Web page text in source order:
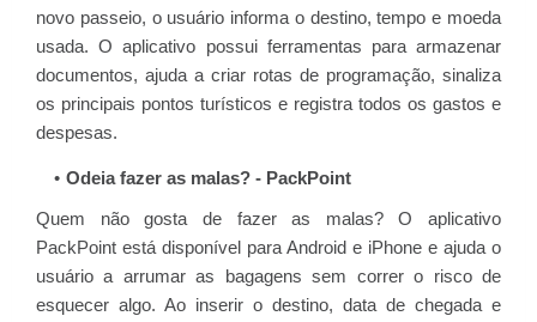
novo passeio, o usuário informa o destino, tempo e moeda
usada. O aplicativo possui ferramentas para armazenar
documentos, ajuda a criar rotas de programação, sinaliza
os principais pontos turísticos e registra todos os gastos e
despesas.
Odeia fazer as malas? - PackPoint
Quem não gosta de fazer as malas? O aplicativo
PackPoint está disponível para Android e iPhone e ajuda o
usuário a arrumar as bagagens sem correr o risco de
esquecer algo. Ao inserir o destino, data de chegada e